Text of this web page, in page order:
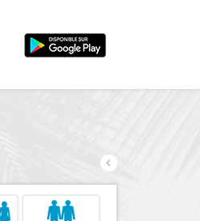
Nice Promenade du
Nice le Port